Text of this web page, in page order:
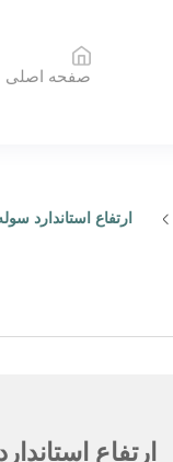
صفحه اصلی
ارتفاع استاندارد
ارتفاع